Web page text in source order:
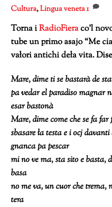
Cultura,Lingua veneta1
Torna iRadioFieraco’l
tube un primo asajo “Me
vałori antichi deła vita.
Mare, dime ti se bastarà de
pa vedar el paradiso magnar
esar bastonà
Mare, dime come che se fa
sbasare ła testa e i ocj
gnanca pa pescar
mi no ve ma, sta sito e basta,
basa
no me va, un cuor che
tera